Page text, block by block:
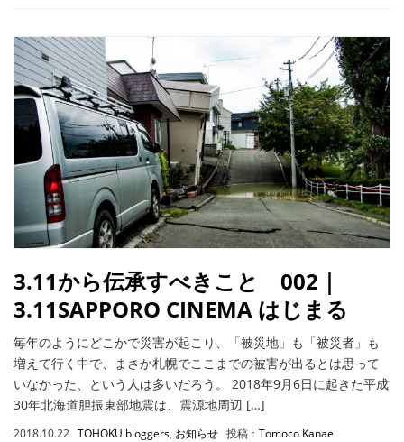
3.11から伝承すべきこと 002｜
3.11SAPPORO CINEMA はじまる
毎年のようにどこかで災害が起こり、「被災地」も「被災者」も
増えて行く中で、まさか札幌でここまでの被害が出るとは思って
いなかった、という人は多いだろう。 2018年9月6日に起きた平成
30年北海道胆振東部地震は、震源地周辺 […]
2018.10.22 TOHOKU bloggers, お知らせ 投稿： Tomoco Kanae